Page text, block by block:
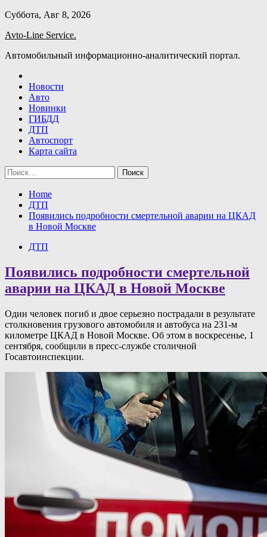
Skip
content
Суббота, Авг 8, 2026
Avto-Line Service.
Автомобильный информационно-аналитический портал.
Новости
Авто
Новинки
ГИБДД
ДТП
Автоспорт
Карта сайта
Найти:
Home
ДТП
Появились подробности смертельной аварии на ЦКАД
в Новой Москве
ДТП
Появились подробности смертельной
аварии на ЦКАД в Новой Москве
Один человек погиб и двое серьезно пострадали в результате
столкновения грузового автомобиля и автобуса на 231-м
километре ЦКАД в Новой Москве. Об этом в воскресенье, 1
сентября, сообщили в пресс-службе столичной
Госавтоинспекции.